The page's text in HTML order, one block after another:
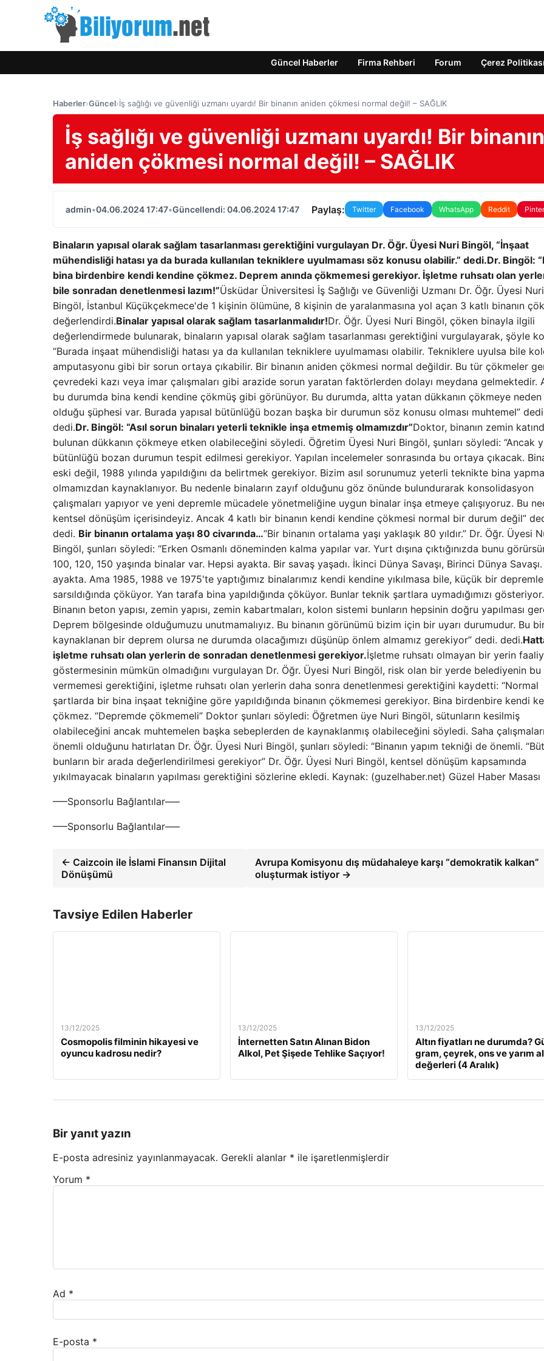
Güncel Haberler Firma Rehberi Forum Çerez Politikası
Haberler›Güncel›İş sağlığı ve güvenliği uzmanı uyardı! Bir binanın aniden çökmesi normal değil! – SAĞLIK
İş sağlığı ve güvenliği uzmanı uyardı! Bir binanın
aniden çökmesi normal değil! – SAĞLIK
admin•04.06.2024 17:47•Güncellendi: 04.06.2024 17:47 Paylaş: Twitter Facebook WhatsApp Reddit
Binaların yapısal olarak sağlam tasarlanması gerektiğini vurgulayan Dr. Öğr. Üyesi Nuri Bingöl, “İnşaat
mühendisliği hatası ya da burada kullanılan tekniklere uyulmaması söz konusu olabilir.” dedi.Dr. Bingöl:
bina birdenbire kendi kendine çökmez. Deprem anında çökmemesi gerekiyor. İşletme ruhsatı olan
bile sonradan denetlenmesi lazım!”Üsküdar Üniversitesi İş Sağlığı ve Güvenliği Uzmanı Dr. Öğr. Üyesi Nuri
Bingöl, İstanbul Küçükçekmece'de 1 kişinin ölümüne, 8 kişinin de yaralanmasına yol açan 3 katlı binanın
değerlendirdi.Binalar yapısal olarak sağlam tasarlanmalıdır!Dr. Öğr. Üyesi Nuri Bingöl, çöken binayla ilgili
değerlendirmede bulunarak, binaların yapısal olarak sağlam tasarlanması gerektiğini vurgulayarak, şöyle
“Burada inşaat mühendisliği hatası ya da kullanılan tekniklere uyulmaması olabilir. Tekniklere uyulsa bile
amputasyonu gibi bir sorun ortaya çıkabilir. Bir binanın aniden çökmesi normal değildir. Bu tür çökmeler
çevredeki kazı veya imar çalışmaları gibi arazide sorun yaratan faktörlerden dolayı meydana gelmektedir.
bu durumda bina kendi kendine çökmüş gibi görünüyor. Bu durumda, altta yatan dükkanın çökmeye neden
olduğu şüphesi var. Burada yapısal bütünlüğü bozan başka bir durumun söz konusu olması muhtemel”
dedi.Dr. Bingöl: “Asıl sorun binaları yeterli teknikle inşa etmemiş olmamızdır”Doktor, binanın zemin
bulunan dükkanın çökmeye etken olabileceğini söyledi. Öğretim Üyesi Nuri Bingöl, şunları söyledi: “Ancak
bütünlüğü bozan durumun tespit edilmesi gerekiyor. Yapılan incelemeler sonrasında bu ortaya çıkacak.
eski değil, 1988 yılında yapıldığını da belirtmek gerekiyor. Bizim asıl sorunumuz yeterli teknikte bina
olmamızdan kaynaklanıyor. Bu nedenle binaların zayıf olduğunu göz önünde bulundurarak konsolidasyon
çalışmaları yapıyor ve yeni depremle mücadele yönetmeliğine uygun binalar inşa etmeye çalışıyoruz. Bu
kentsel dönüşüm içerisindeyiz. Ancak 4 katlı bir binanın kendi kendine çökmesi normal bir durum değil”
dedi. Bir binanın ortalama yaşı 80 civarında…“Bir binanın ortalama yaşı yaklaşık 80 yıldır.” Dr. Öğr. Üyesi
Bingöl, şunları söyledi: “Erken Osmanlı döneminden kalma yapılar var. Yurt dışına çıktığınızda bunu
100, 120, 150 yaşında binalar var. Hepsi ayakta. Bir savaş yaşadı. İkinci Dünya Savaşı, Birinci Dünya
ayakta. Ama 1985, 1988 ve 1975'te yaptığımız binalarımız kendi kendine yıkılmasa bile, küçük bir depremle
sarsıldığında çöküyor. Yan tarafa bina yapıldığında çöküyor. Bunlar teknik şartlara uymadığımızı gösteriyor.
Binanın beton yapısı, zemin yapısı, zemin kabartmaları, kolon sistemi bunların hepsinin doğru yapılması
Deprem bölgesinde olduğumuzu unutmamalıyız. Bu binanın görünümü bizim için bir uyarı durumudur. Bu
kaynaklanan bir deprem olursa ne durumda olacağımızı düşünüp önlem almamız gerekiyor” dedi. dedi.
işletme ruhsatı olan yerlerin de sonradan denetlenmesi gerekiyor.İşletme ruhsatı olmayan bir yerin
göstermesinin mümkün olmadığını vurgulayan Dr. Öğr. Üyesi Nuri Bingöl, risk olan bir yerde belediyenin
vermemesi gerektiğini, işletme ruhsatı olan yerlerin daha sonra denetlenmesi gerektiğini kaydetti: “Normal
şartlarda bir bina inşaat tekniğine göre yapıldığında binanın çökmemesi gerekiyor. Bina birdenbire kendi
çökmez. “Depremde çökmemeli” Doktor şunları söyledi: Öğretmen üye Nuri Bingöl, sütunların kesilmiş
olabileceğini ancak muhtemelen başka sebeplerden de kaynaklanmış olabileceğini söyledi. Saha
önemli olduğunu hatırlatan Dr. Öğr. Üyesi Nuri Bingöl, şunları söyledi: “Binanın yapım tekniği de önemli.
bunların bir arada değerlendirilmesi gerekiyor” Dr. Öğr. Üyesi Nuri Bingöl, kentsel dönüşüm kapsamında
yıkılmayacak binaların yapılması gerektiğini sözlerine ekledi. Kaynak: (guzelhaber.net) Güzel Haber Masası
—–Sponsorlu Bağlantılar—–
—–Sponsorlu Bağlantılar—–
← Caizcoin ile İslami Finansın Dijital
Dönüşümü
Avrupa Komisyonu dış müdahaleye karşı “demokratik kalkan”
oluşturmak istiyor →
Tavsiye Edilen Haberler
13/12/2025
Cosmopolis filminin hikayesi ve
oyuncu kadrosu nedir?
13/12/2025
İnternetten Satın Alınan Bidon
Alkol, Pet Şişede Tehlike Saçıyor!
13/12/2025
Altın fiyatları ne durumda?
gram, çeyrek, ons ve yarım
değerleri (4 Aralık)
Bir yanıt yazın
E-posta adresiniz yayınlanmayacak. Gerekli alanlar * ile işaretlenmişlerdir
Yorum *
Ad *
E-posta *